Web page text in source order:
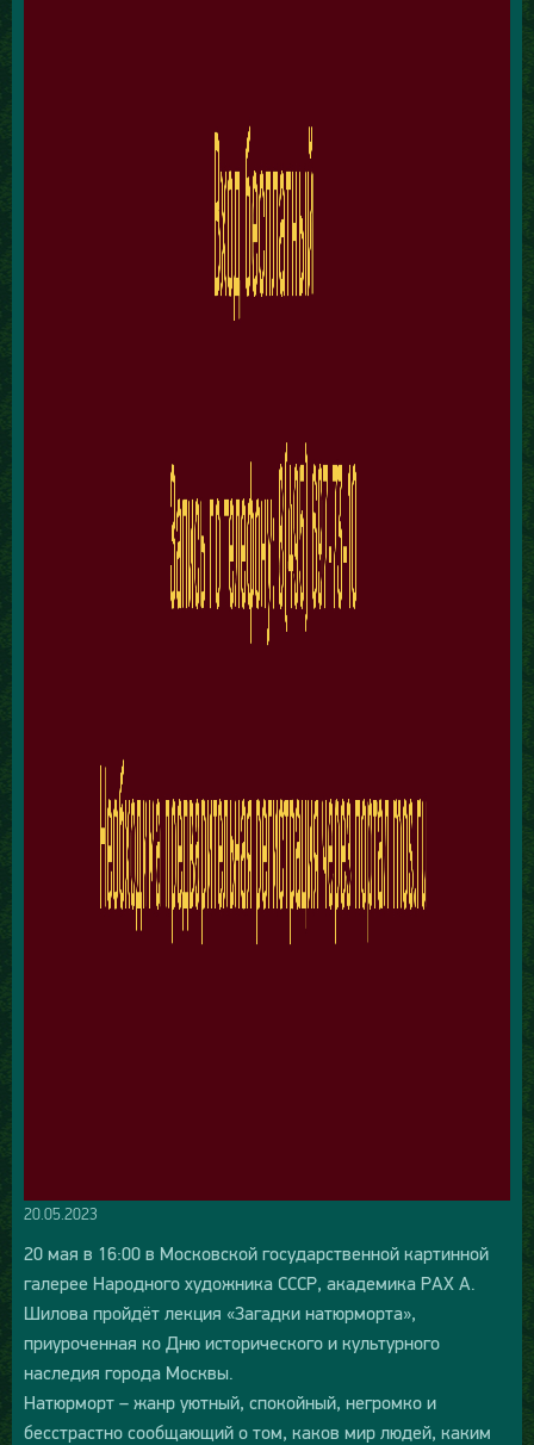
20.05.2023
20 мая в 16:00 в Московской государственной картинной
галерее Народного художника СССР, академика РАХ А.
Шилова пройдёт лекция «Загадки натюрморта»,
приуроченная ко Дню исторического и культурного
наследия города Москвы.
Натюрморт – жанр уютный, спокойный, негромко и
бесстрастно сообщающий о том, каков мир людей, каким